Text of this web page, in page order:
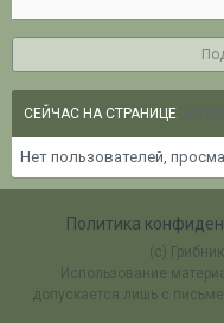
СЕЙЧАС НА СТРАНИЦЕ 0
Нет пользователей,
Политика
(c)
Использование
допускается лишь с